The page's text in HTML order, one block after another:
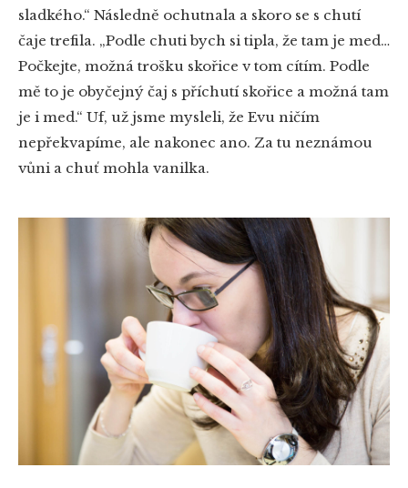
sladkého.“ Následně ochutnala a skoro se s chutí
čaje trefila. „Podle chuti bych si tipla, že tam je med…
Počkejte, možná trošku skořice v tom cítím. Podle
mě to je obyčejný čaj s příchutí skořice a možná tam
je i med.“ Uf, už jsme mysleli, že Evu ničím
nepřekvapíme, ale nakonec ano. Za tu neznámou
vůni a chuť mohla vanilka.